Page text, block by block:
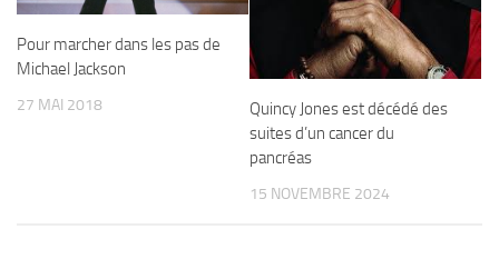
Pour marcher dans les pas de
Michael Jackson
27 MAI 2018
Quincy Jones est décédé des
suites d’un cancer du
pancréas
15 NOVEMBRE 2024